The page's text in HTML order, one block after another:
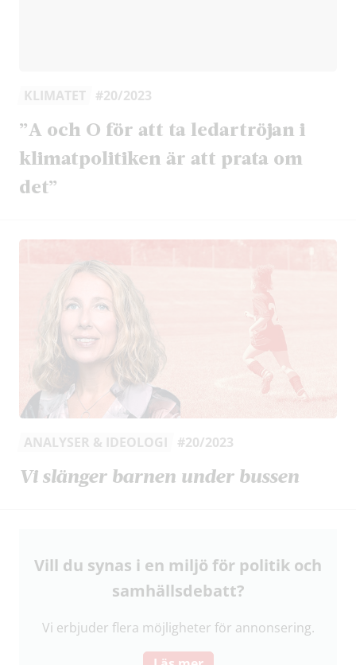
KLIMATET #20/2023
”A och O för att ta ledartröjan i
klimatpolitiken är att prata om
det”
ANALYSER & IDEOLOGI #20/2023
Vi slänger barnen under bussen
Vill du synas i en miljö för politik och
samhälls­debatt?
Vi erbjuder flera möjligheter för annonsering.